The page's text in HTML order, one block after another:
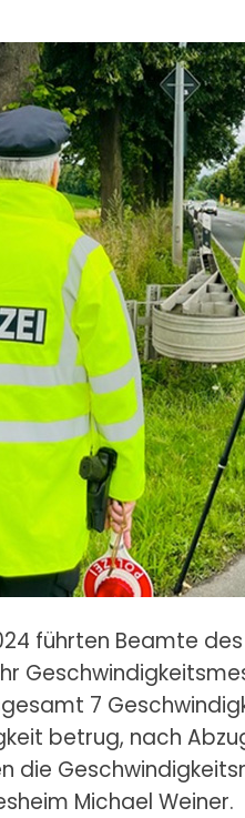
führten Beamte
7
betrug, nach
die
Michael Weiner.